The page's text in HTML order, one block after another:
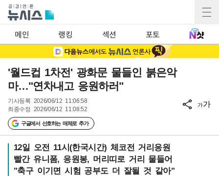
메인 랭킹 섹션 포토
'월드컵 1차전' 광화문 물들인 붉은악
마…"연차내고 응원하러"
기사등록 2026/06/12 11:06:58
최종수정 2026/06/12 11:08:52
구글에서 선호하는 매체로 추가
가가
12일 오전 11시(한국시간) 체코전 거리응원
빨간 유니폼, 응원봉, 머리띠로 거리 물들어
"축구 이기면 시험 공부도 더 잘될 것 같아"